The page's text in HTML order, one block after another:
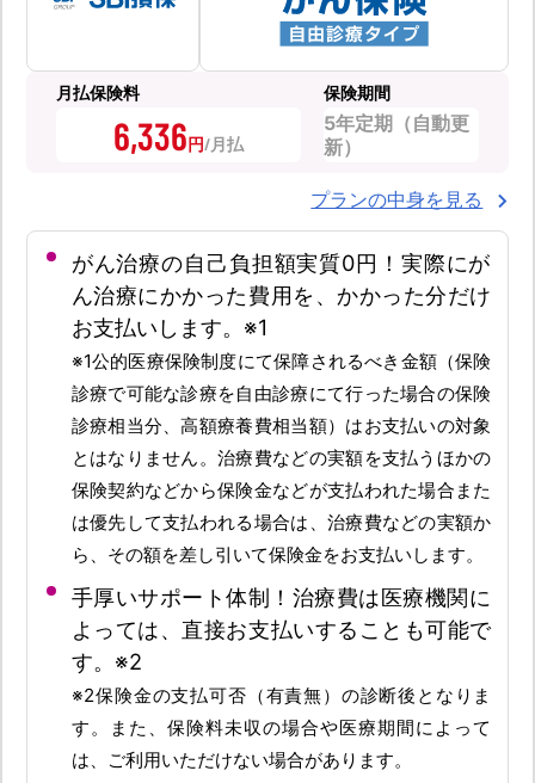
月払保険料
6,336円
保険期間
5年定期（自動更
新）
プランの中身を見る
がん治療の自己負担額実質0円！実際にが
ん治療にかかった費用を、かかった分だけ
お支払いします。※1
※1公的医療保険制度にて保障されるべき金額（保険
診療で可能な診療を自由診療にて行った場合の保険
診療相当分、高額療養費相当額）はお支払いの対象
とはなりません。治療費などの実額を支払うほかの
保険契約などから保険金などが支払われた場合また
は優先して支払われる場合は、治療費などの実額か
ら、その額を差し引いて保険金をお支払いします。
手厚いサポート体制！治療費は医療機関に
よっては、直接お支払いすることも可能で
す。※2
※2保険金の支払可否（有責無）の診断後となりま
す。また、保険料未収の場合や医療期間によって
は、ご利用いただけない場合があります。